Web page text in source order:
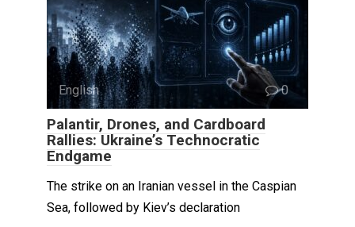
English 0
Palantir, Drones, and Cardboard
Rallies: Ukraine’s Technocratic
Endgame
The strike on an Iranian vessel in the Caspian
Sea, followed by Kiev’s declaration